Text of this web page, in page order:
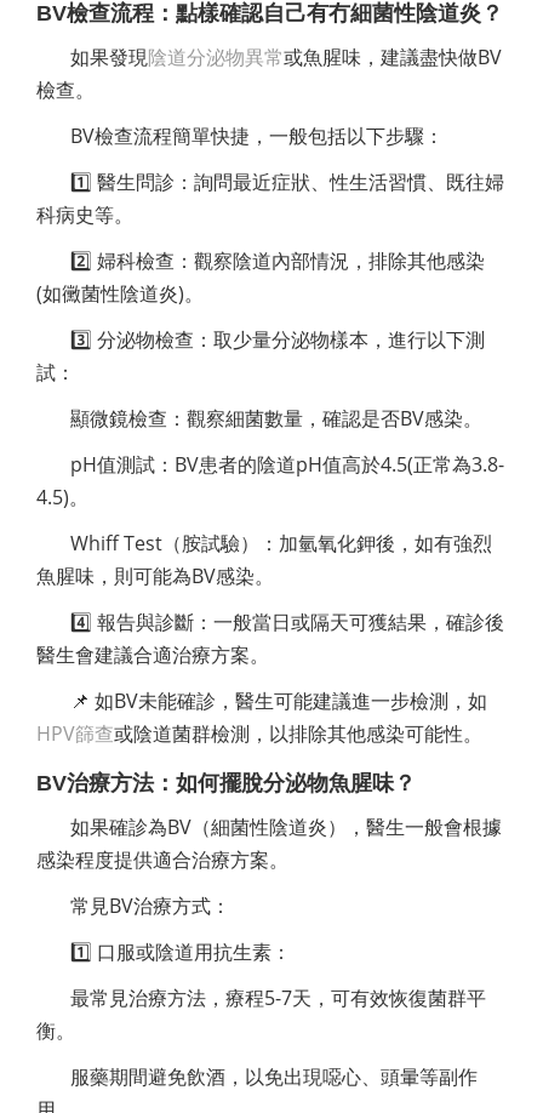
BV檢查流程：點樣確認自己有冇細菌性陰道炎？
如果發現陰道分泌物異常或魚腥味，建議盡快做BV
檢查。
BV檢查流程簡單快捷，一般包括以下步驟：
1️⃣ 醫生問診：詢問最近症狀、性生活習慣、既往婦
科病史等。
2️⃣ 婦科檢查：觀察陰道內部情況，排除其他感染
(如黴菌性陰道炎)。
3️⃣ 分泌物檢查：取少量分泌物樣本，進行以下測
試：
顯微鏡檢查：觀察細菌數量，確認是否BV感染。
pH值測試：BV患者的陰道pH值高於4.5(正常為3.8-
4.5)。
Whiff Test（胺試驗）：加氫氧化鉀後，如有強烈
魚腥味，則可能為BV感染。
4️⃣ 報告與診斷：一般當日或隔天可獲結果，確診後
醫生會建議合適治療方案。
📌 如BV未能確診，醫生可能建議進一步檢測，如
HPV篩查或陰道菌群檢測，以排除其他感染可能性。
BV治療方法：如何擺脫分泌物魚腥味？
如果確診為BV（細菌性陰道炎），醫生一般會根據
感染程度提供適合治療方案。
常見BV治療方式：
1️⃣ 口服或陰道用抗生素：
最常見治療方法，療程5-7天，可有效恢復菌群平
衡。
服藥期間避免飲酒，以免出現噁心、頭暈等副作